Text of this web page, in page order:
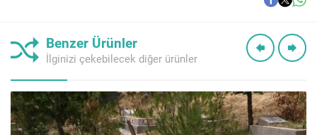
Benzer Ürünler
İlginizi çekebilecek diğer ürünler